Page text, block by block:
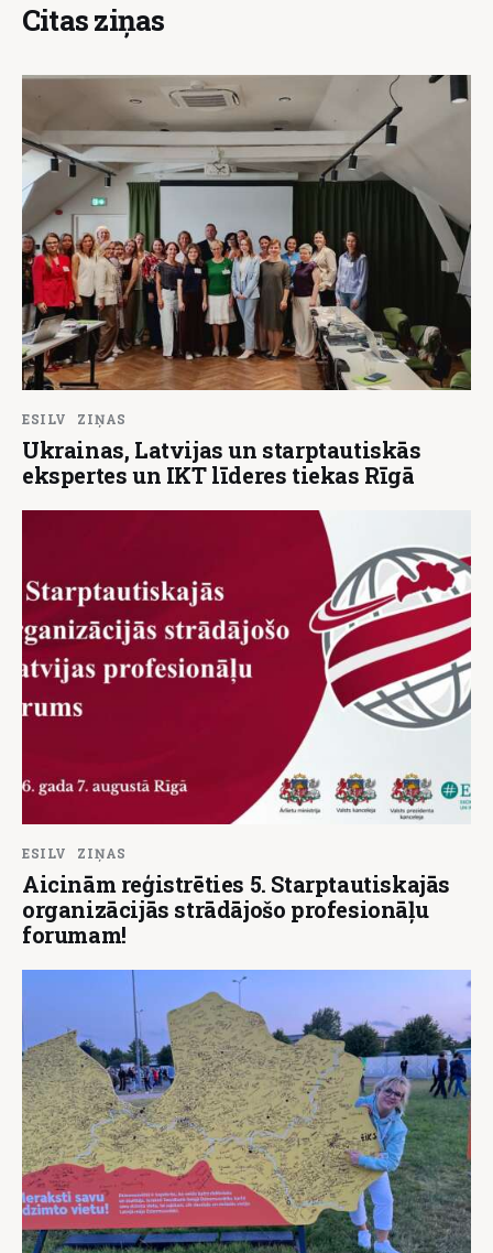
Citas ziņas
ESILV ZIŅAS
Ukrainas, Latvijas un starptautiskās
ekspertes un IKT līderes tiekas Rīgā
ESILV ZIŅAS
Aicinām reģistrēties 5. Starptautiskajās
organizācijās strādājošo profesionāļu
forumam!